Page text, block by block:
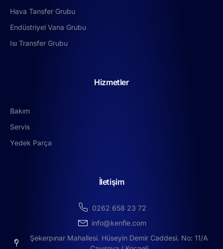
Hava Tansfer Grubu
Endüstriyel Vana Grubu
Isı Transfer Grubu
Hizmetler
Bakım
Servis
Yedek Parça
İletişim
0262 658 23 72
info@kenfle.com
Şekerpınar Mahallesi. Hüseyin Demir Caddesi. No: 11/A